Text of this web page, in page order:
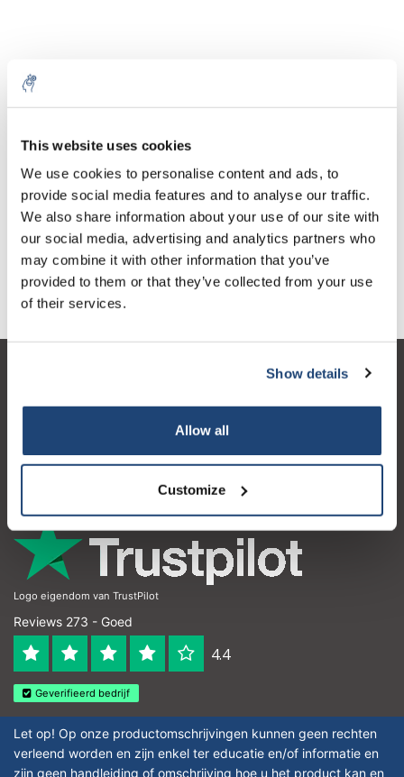
This website uses cookies
We use cookies to personalise content and ads, to
provide social media features and to analyse our traffic.
We also share information about your use of our site with
our social media, advertising and analytics partners who
may combine it with other information that you’ve
provided to them or that they’ve collected from your use
of their services.
Show details
Allow all
Customize
1 L Excl. btw
€64,50
Incl. btw
Toevoegen aan winkelwagen
Informatie
Contactgegevens
Logo eigendom van TrustPilot
Reviews 273 - Goed
4.4
Geverifieerd bedrijf
Let op! Op onze productomschrijvingen kunnen geen rechten
verleend worden en zijn enkel ter educatie en/of informatie en
zijn geen handleiding of omschrijving hoe u het product kan en